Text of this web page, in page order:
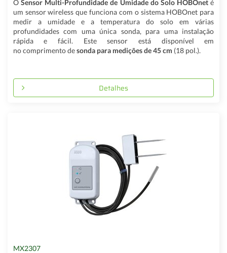
O Sensor Multi-Profundidade de Umidade do Solo HOBOneté
um sensor wireless que funciona com o sistema HOBOnet para
medir a umidade e a temperatura do solo em várias
profundidades com uma única sonda, para uma instalação
rápida e fácil. Este sensor está disponível em
no comprimento desonda para medições de 45 cm (18 pol.).
Detalhes
MX2307